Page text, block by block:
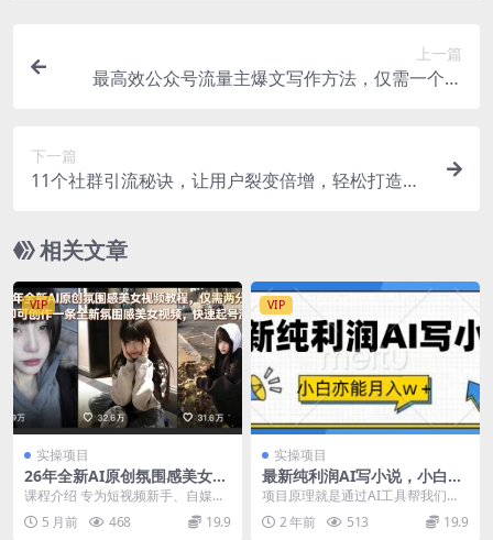
上一篇
最高效公众号流量主爆文写作方法，仅需一个标
下一篇
11个社群引流秘诀，让用户裂变倍增，轻松打造社
相关文章
VIP
实操项目
26年全新AI原创氛围感美女视
频教程，仅需两分钟即可创作
一条全新氛围感美女视频，快
速起号涨粉
课程介绍 专为短视频新手、自媒体
从业者、副业创业者量身打造，全
程摒弃空泛理论，主...
5 月前 468 19.9
VIP
实操项目
最新纯利润AI写小说，小白亦
能月入w+
项目原理就是通过AI工具帮我们自
动写小说，然后发布到小说平台去
获取稿费，不是外面...
2 年前 513 19.9